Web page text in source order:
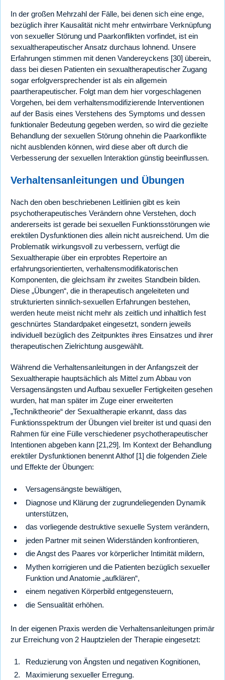
In der großen Mehrzahl der Fälle, bei denen sich eine enge,
bezüglich ihrer Kausalität nicht mehr entwirrbare Verknüpfung
von sexueller Störung und Paarkonflikten vorfindet, ist ein
sexualtherapeutischer Ansatz durchaus lohnend. Unsere
Erfahrungen stimmen mit denen Vandereyckens [30] überein,
dass bei diesen Patienten ein sexualtherapeutischer Zugang
sogar erfolgversprechender ist als ein allgemein
paartherapeutischer. Folgt man dem hier vorgeschlagenen
Vorgehen, bei dem verhaltensmodifizierende Interventionen
auf der Basis eines Verstehens des Symptoms und dessen
funktionaler Bedeutung gegeben werden, so wird die gezielte
Behandlung der sexuellen Störung ohnehin die Paarkonflikte
nicht ausblenden können, wird diese aber oft durch die
Verbesserung der sexuellen Interaktion günstig beeinflussen.
Verhaltensanleitungen und Übungen
Nach den oben beschriebenen Leitlinien gibt es kein
psychotherapeutisches Verändern ohne Verstehen, doch
andererseits ist gerade bei sexuellen Funktionsstörungen wie
erektilen Dysfunktionen dies allein nicht ausreichend. Um die
Problematik wirkungsvoll zu verbessern, verfügt die
Sexualtherapie über ein erprobtes Repertoire an
erfahrungsorientierten, verhaltensmodifikatorischen
Komponenten, die gleichsam ihr zweites Standbein bilden.
Diese „Übungen“, die in therapeutisch angeleiteten und
strukturierten sinnlich-sexuellen Erfahrungen bestehen,
werden heute meist nicht mehr als zeitlich und inhaltlich fest
geschnürtes Standardpaket eingesetzt, sondern jeweils
individuell bezüglich des Zeitpunktes ihres Einsatzes und ihrer
therapeutischen Zielrichtung ausgewählt.
Während die Verhaltensanleitungen in der Anfangszeit der
Sexualtherapie hauptsächlich als Mittel zum Abbau von
Versagensängsten und Aufbau sexueller Fertigkeiten gesehen
wurden, hat man später im Zuge einer erweiterten
„Techniktheorie“ der Sexualtherapie erkannt, dass das
Funktionsspektrum der Übungen viel breiter ist und quasi den
Rahmen für eine Fülle verschiedener psychotherapeutischer
Intentionen abgeben kann [21,29]. Im Kontext der Behandlung
erektiler Dysfunktionen benennt Althof [1] die folgenden Ziele
und Effekte der Übungen:
Versagensängste bewältigen,
Diagnose und Klärung der zugrundeliegenden Dynamik
unterstützen,
das vorliegende destruktive sexuelle System verändern,
jeden Partner mit seinen Widerständen konfrontieren,
die Angst des Paares vor körperlicher Intimität mildern,
Mythen korrigieren und die Patienten bezüglich sexueller
Funktion und Anatomie „aufklären“,
einem negativen Körperbild entgegensteuern,
die Sensualität erhöhen.
In der eigenen Praxis werden die Verhaltensanleitungen primär
zur Erreichung von 2 Hauptzielen der Therapie eingesetzt:
Reduzierung von Ängsten und negativen Kognitionen,
Maximierung sexueller Erregung.